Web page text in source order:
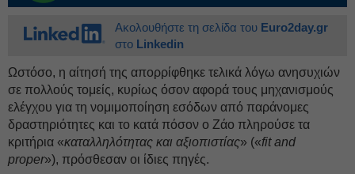
Ακολουθήστε τη σελίδα του Euro2day.gr
στο Linkedin
Ωστόσο, η αίτησή της απορρίφθηκε τελικά λόγω ανησυχιών
σε πολλούς τομείς, κυρίως όσον αφορά τους μηχανισμούς
ελέγχου για τη νομιμοποίηση εσόδων από παράνομες
δραστηριότητες και το κατά πόσον ο Ζάο πληρούσε τα
κριτήρια «καταλληλότητας και αξιοπιστίας» («fit and
proper»), πρόσθεσαν οι ίδιες πηγές.